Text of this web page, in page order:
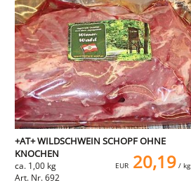
+AT+ WILDSCHWEIN SCHOPF OHNE
KNOCHEN
ca. 1,00 kg
Art. Nr. 692
EUR 20,19/ kg